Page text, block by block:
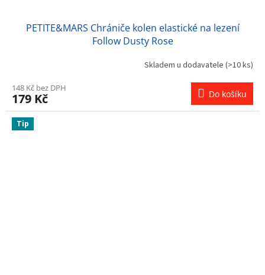
PETITE&MARS Chrániče kolen elastické na lezení
Follow Dusty Rose
Skladem u dodavatele (>10 ks)
148 Kč bez DPH
179 Kč Do košíku
Tip